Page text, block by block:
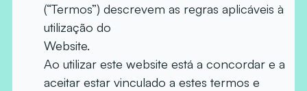
(“Termos”) descrevem as regras aplicáveis à
utilização do
Website.
Ao utilizar este website está a concordar e a
aceitar estar vinculado a estes termos e